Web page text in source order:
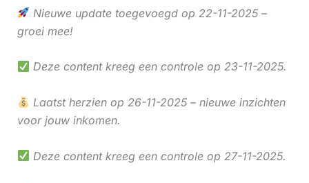
Nieuwe update toegevoegd op 22-11-2025 –
groei mee!
Deze content kreeg een controle op 23-11-2025.
Laatst herzien op 26-11-2025 – nieuwe inzichten
voor jouw inkomen.
Deze content kreeg een controle op 27-11-2025.